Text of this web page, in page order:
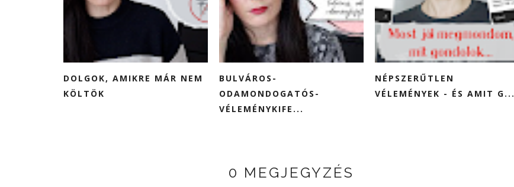
DOLGOK, AMIKRE MÁR NEM
KÖLTÖK
BULVÁROS-
ODAMONDOGATÓS-
VÉLEMÉNYKIFE...
NÉPSZERŰTLEN
VÉLEMÉNYEK - ÉS AMIT G...
0 MEGJEGYZÉS